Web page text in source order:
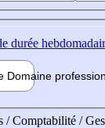
durée
Domaine pro
/ Comptabilité /